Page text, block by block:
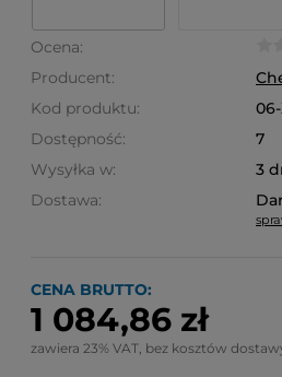
Ocena:
Producent:
Kod produktu:
Dostępność:
7
Wysyłka w:
3
Dostawa:
Cena nie zawiera
CENA BRUTTO:
1 084,86 zł
zawiera 23% VAT, bez kosztów